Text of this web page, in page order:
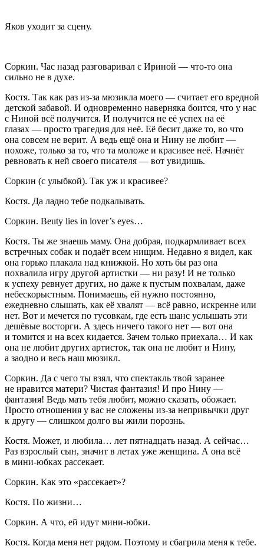
Яков уходит за сцену.
Соркин. Час назад разговаривал с Ириной — что-то она
сильно не в духе.
Костя. Так как раз из-за мюзикла моего — считает его вредной
детской забавой. И одновременно наверняка боится, что у нас
с Ниной всё получится. И получится не её успех на её
глазах — просто трагедия для неё. Её бесит даже то, во что
она совсем не верит. А ведь ещё она и Нину не любит —
похоже, только за то, что та моложе и красивее неё. Начнёт
ревновать к ней своего писателя — вот увидишь.
Соркин (с улыбкой). Так уж и красивее?
Костя. Да ладно тебе подкалывать.
Соркин. Beuty lies in lover’s eyes…
Костя. Ты же знаешь маму. Она добрая, подкармливает всех
встречных собак и подаёт всем нищим. Недавно я видел, как
она горько плакала над книжкой. Но хоть бы раз она
похвалила игру другой артистки — ни разу! И не только
к успеху ревнует других, но даже к пустым похвалам, даже
небескорыстным. Понимаешь, ей нужно постоянно,
ежедневно слышать, как её хвалят — всё равно, искренне или
нет. Вот и мечется по тусовкам, где есть шанс услышать эти
дешёвые восторги. А здесь ничего такого нет — вот она
и томится и на всех кидается. Зачем только приехала… И как
она не любит других артисток, так она не любит и Нину,
а заодно и весь наш мюзикл.
Соркин. Да с чего ты взял, что спектакль твой заранее
не нравится матери? Чистая фантазия! И про Нину —
фантазия! Ведь мать тебя любит, можно сказать, обожает.
Просто отношения у вас не сложены из-за непривычки друг
к другу — слишком долго вы жили порознь.
Костя. Может, и любила… лет пятнадцать назад. А сейчас…
Раз взрослый сын, значит в летах уже женщина. А она всё
в мини-юбках рассекает.
Соркин. Как это «рассекает»?
Костя. По жизни…
Соркин. А что, ей идут мини-юбки.
Костя. Когда меня нет рядом. Поэтому и сбагрила меня к тебе.